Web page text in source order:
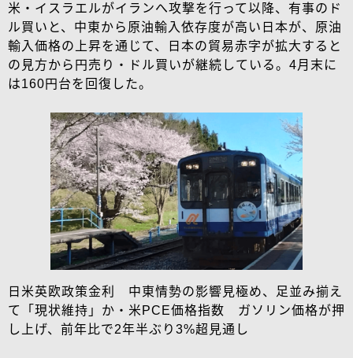
米・イスラエルがイランへ攻撃を行って以降、有事のド
ル買いと、中東から原油輸入依存度が高い日本が、原油
輸入価格の上昇を通じて、日本の貿易赤字が拡大すると
の見方から円売り・ドル買いが継続している。4月末に
は160円台を回復した。
日米英欧政策金利 中東情勢の影響見極め、足並み揃え
て「現状維持」か・米PCE価格指数 ガソリン価格が押
し上げ、前年比で2年半ぶり3%超見通し